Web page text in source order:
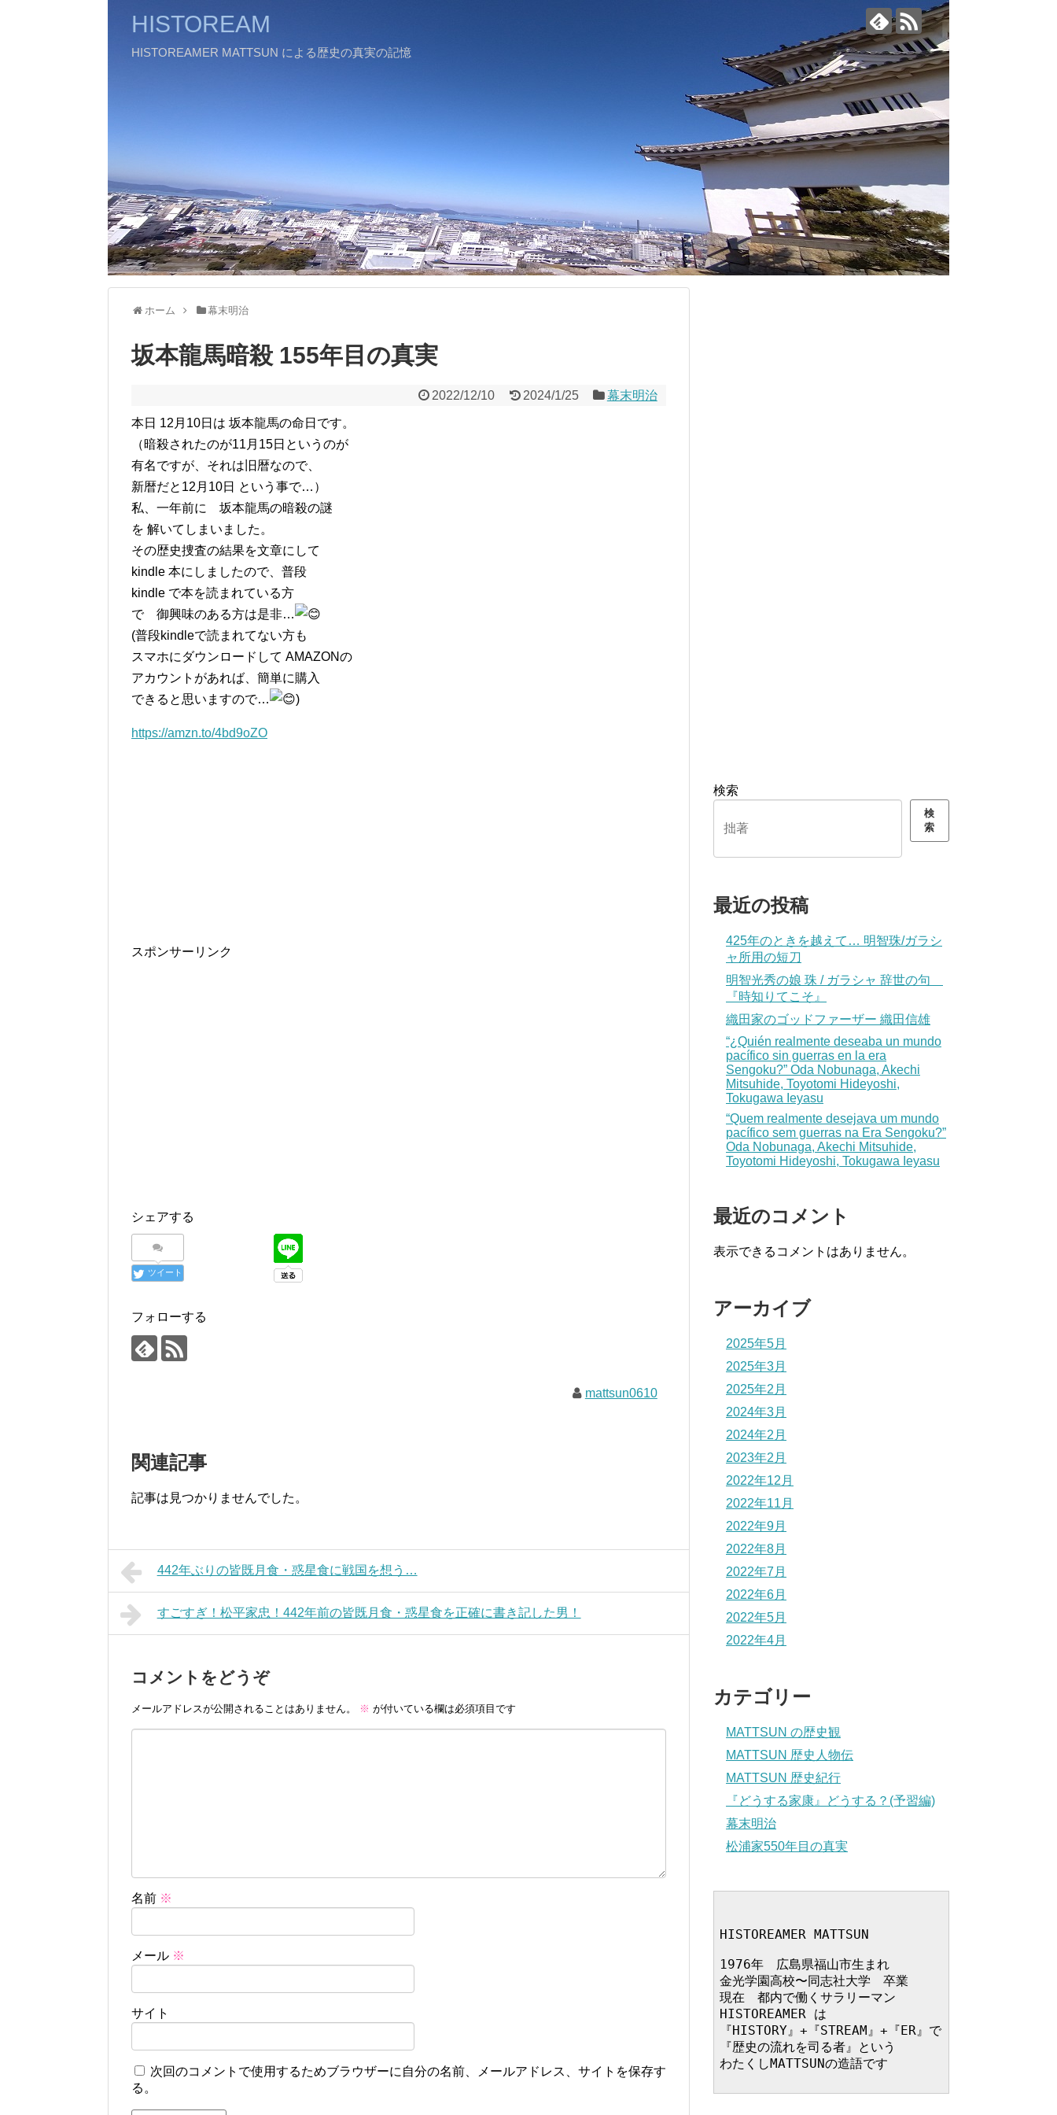
HISTOREAM
HISTOREAMER MATTSUN による歴史の真実の記憶
ホーム 幕末明治
坂本龍馬暗殺 155年目の真実
2022/12/10 2024/1/25 幕末明治
本日 12月10日は 坂本龍馬の命日です。
（暗殺されたのが11月15日というのが
有名ですが、それは旧暦なので、
新暦だと12月10日 という事で…）
私、一年前に 坂本龍馬の暗殺の謎
を 解いてしまいました。
その歴史捜査の結果を文章にして
kindle 本にしましたので、普段
kindle で本を読まれている方
で 御興味のある方は是非…
(普段kindleで読まれてない方も
スマホにダウンロードして AMAZONの
アカウントがあれば、簡単に購入
できると思いますので…
)
https://amzn.to/4bd9oZO
スポンサーリンク
シェアする
ツイート
フォローする
mattsun0610
関連記事
記事は見つかりませんでした。
442年ぶりの皆既月食・惑星食に戦国を想う…
すごすぎ！松平家忠！442年前の皆既月食・惑星食を正確に書き記した男！
コメントをどうぞ
メールアドレスが公開されることはありません。 ※ が付いている欄は必須項目です
名前 ※
メール ※
サイト
次回のコメントで使用するためブラウザーに自分の名前、メールアドレス、サイトを保存す
る。
検索
検
索
最近の投稿
425年のときを越えて… 明智珠/ガラシ
ャ所用の短刀
明智光秀の娘 珠 / ガラシャ 辞世の句
『時知りてこそ』
織田家のゴッドファーザー 織田信雄
“¿Quién realmente deseaba un mundo
pacífico sin guerras en la era
Sengoku?” Oda Nobunaga, Akechi
Mitsuhide, Toyotomi Hideyoshi,
Tokugawa Ieyasu
“Quem realmente desejava um mundo
pacífico sem guerras na Era Sengoku?”
Oda Nobunaga, Akechi Mitsuhide,
Toyotomi Hideyoshi, Tokugawa Ieyasu
最近のコメント
表示できるコメントはありません。
アーカイブ
2025年5月
2025年3月
2025年2月
2024年3月
2024年2月
2023年2月
2022年12月
2022年11月
2022年9月
2022年8月
2022年7月
2022年6月
2022年5月
2022年4月
カテゴリー
MATTSUN の歴史観
MATTSUN 歴史人物伝
MATTSUN 歴史紀行
『どうする家康』どうする？(予習編)
幕末明治
松浦家550年目の真実
HISTOREAMER MATTSUN
1976年　広島県福山市生まれ
金光学園高校〜同志社大学　卒業
現在　都内で働くサラリーマン
HISTOREAMER は
『HISTORY』+『STREAM』+『ER』で
『歴史の流れを司る者』という
わたくしMATTSUNの造語です